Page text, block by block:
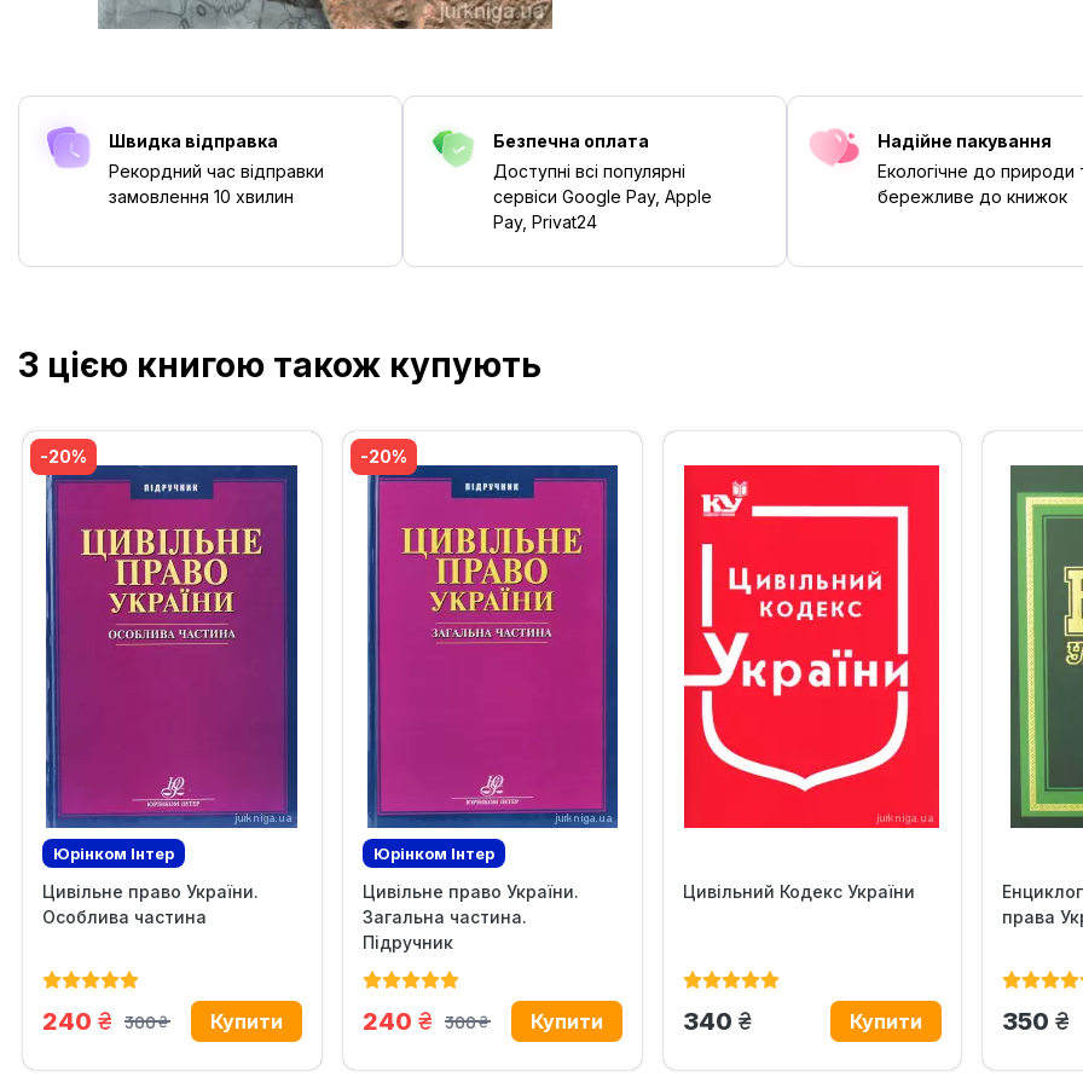
Швидка відправка
Рекордний час відправки
замовлення 10 хвилин
Безпечна оплата
Доступні всі популярні
сервіси Google Pay, Apple
Pay, Privat24
Надійне пакування
Екологічне до природи
бережливе до книжок
З цією книгою також купують
Юрінком Iнтер
Цивільне право України.
Особлива частина
-20%
300
грн.
240 грн.
Юрінком Iнтер
Цивільне право України.
Загальна частина.
Підручник
-20%
300
грн.
240 грн.
Цивільний Кодекс України
340 грн.
права
350